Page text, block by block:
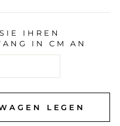
IHREN
IN CM AN
LEGEN